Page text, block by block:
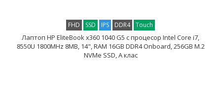
FHD SSD IPS DDR4 Touch
Лаптоп HP EliteBook x360 1040 G5 с процесор Intel Core i7,
8550U 1800MHz 8MB, 14", RAM 16GB DDR4 Onboard, 256GB M.2
NVMe SSD, A клас